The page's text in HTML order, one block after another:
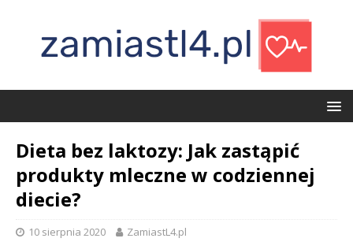
Dieta bez laktozy: Jak zastąpić
produkty mleczne w codziennej
diecie?
10 sierpnia 2020 ZamiastL4.pl